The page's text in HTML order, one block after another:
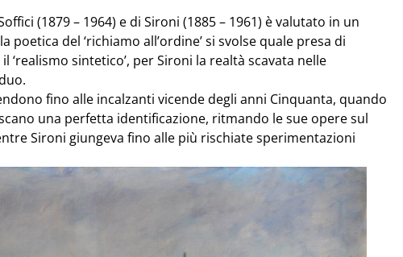
(1879 – 1964) e di Sironi (1885 – 1961) è valutato in un
poetica del ‘richiamo all’ordine’ si svolse quale presa di
‘realismo sintetico’, per Sironi la realtà scavata nelle
fino alle incalzanti vicende degli anni Cinquanta, quando
una perfetta identificazione, ritmando le sue opere sul
Sironi giungeva fino alle più rischiate sperimentazioni